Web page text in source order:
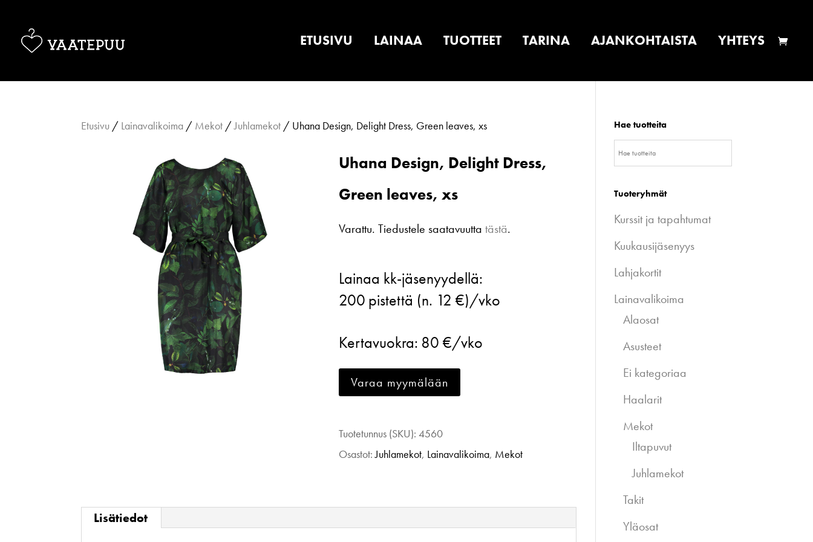
ETUSIVU LAINAA TUOTTEET TARINA AJANKOHTAISTA YHTEYS
Etusivu / Lainavalikoima / Mekot /Juhlamekot / Uhana Design, Delight Dress, Green leaves, xs
Uhana Design, Delight Dress,
Green leaves, xs
Varattu. Tiedustele saatavuuttatästä.
Design,
Delight
Green
leaves,
Lainaa kk-jäsenyydellä:
200 pistettä (n. 12 €)/vko
Kertavuokra: 80 €/vko
Varaa myymälään
Tuotetunnus (SKU):4560
Osastot:Juhlamekot, Lainavalikoima, Mekot
Lisätiedot
Hae tuotteita
Tuoteryhmät
Kurssit ja tapahtumat
Kuukausijäsenyys
Lahjakortit
Lainavalikoima
Alaosat
Asusteet
Ei kategoriaa
Haalarit
Mekot
Iltapuvut
Juhlamekot
Takit
Yläosat